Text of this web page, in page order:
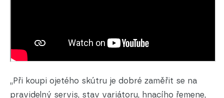
„Při koupi ojetého skútru je dobré zaměřit se na
pravidelný servis, stav variátoru, hnacího řemene,